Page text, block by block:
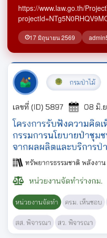
https://www.law.go.th/
17 มิถุนายน 2569